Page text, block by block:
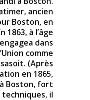
ancien
Boston, en
1863, à l’âge
dans
comme
(Après
en 1865,
Boston, fort
il